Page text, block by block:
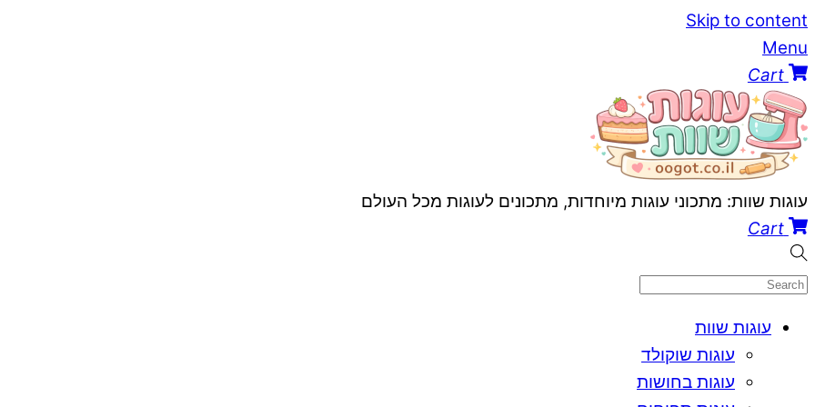
Skip to content
Menu
Cart
עוגות שוות: מתכוני עוגות מיוחדות, מתכונים לעוגות מכל העולם
Cart
עוגות שוות
עוגות שוקולד
עוגות בחושות